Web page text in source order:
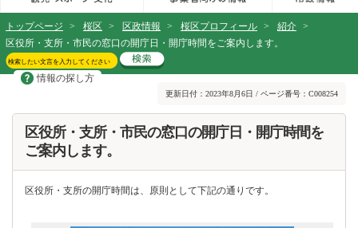
トップページ > 桜区 > 区政情報 > 桜区プロフィール > 紹介 >
区役所・支所・市民の窓口の開庁日・開庁時間をご案内します。
情報の探し方
更新日付：2023年8月6日 / ページ番号：C008254
区役所・支所・市民の窓口の開庁日・開庁時間を
ご案内します。
区役所・支所の開庁時間は、原則として下記の通りです。